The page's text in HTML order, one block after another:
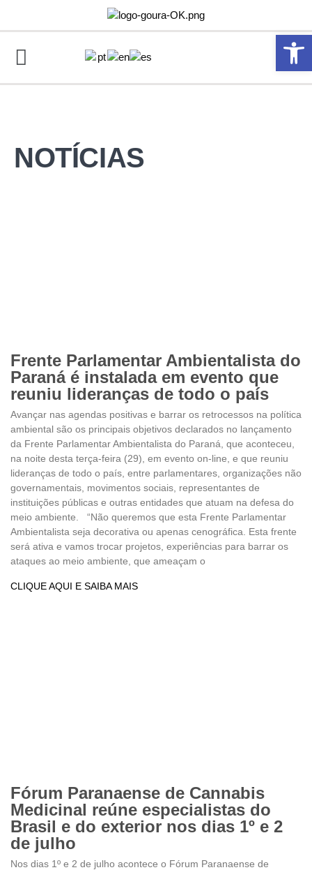
Abrir
NOTÍCIAS
Frente Parlamentar Ambientalista do
Paraná é instalada em evento que
reuniu lideranças de todo o país
Avançar nas agendas positivas e barrar os retrocessos na política
ambiental são os principais objetivos declarados no lançamento
da Frente Parlamentar Ambientalista do Paraná, que aconteceu,
na noite desta terça-feira (29), em evento on-line, e que reuniu
lideranças de todo o país, entre parlamentares, organizações não
governamentais, movimentos sociais, representantes de
instituições públicas e outras entidades que atuam na defesa do
meio ambiente. “Não queremos que esta Frente Parlamentar
Ambientalista seja decorativa ou apenas cenográfica. Esta frente
será ativa e vamos trocar projetos, experiências para barrar os
ataques ao meio ambiente, que ameaçam o
CLIQUE AQUI E SAIBA MAIS
Fórum Paranaense de Cannabis
Medicinal reúne especialistas do
Brasil e do exterior nos dias 1º e 2
de julho
Nos dias 1º e 2 de julho acontece o Fórum Paranaense de